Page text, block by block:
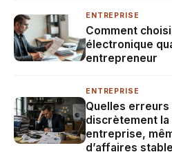
ENTREPRISE
Comment
électronique
entrepreneur
ENTREPRISE
Quelles
discrètement la
entreprise,
d’affaires stable